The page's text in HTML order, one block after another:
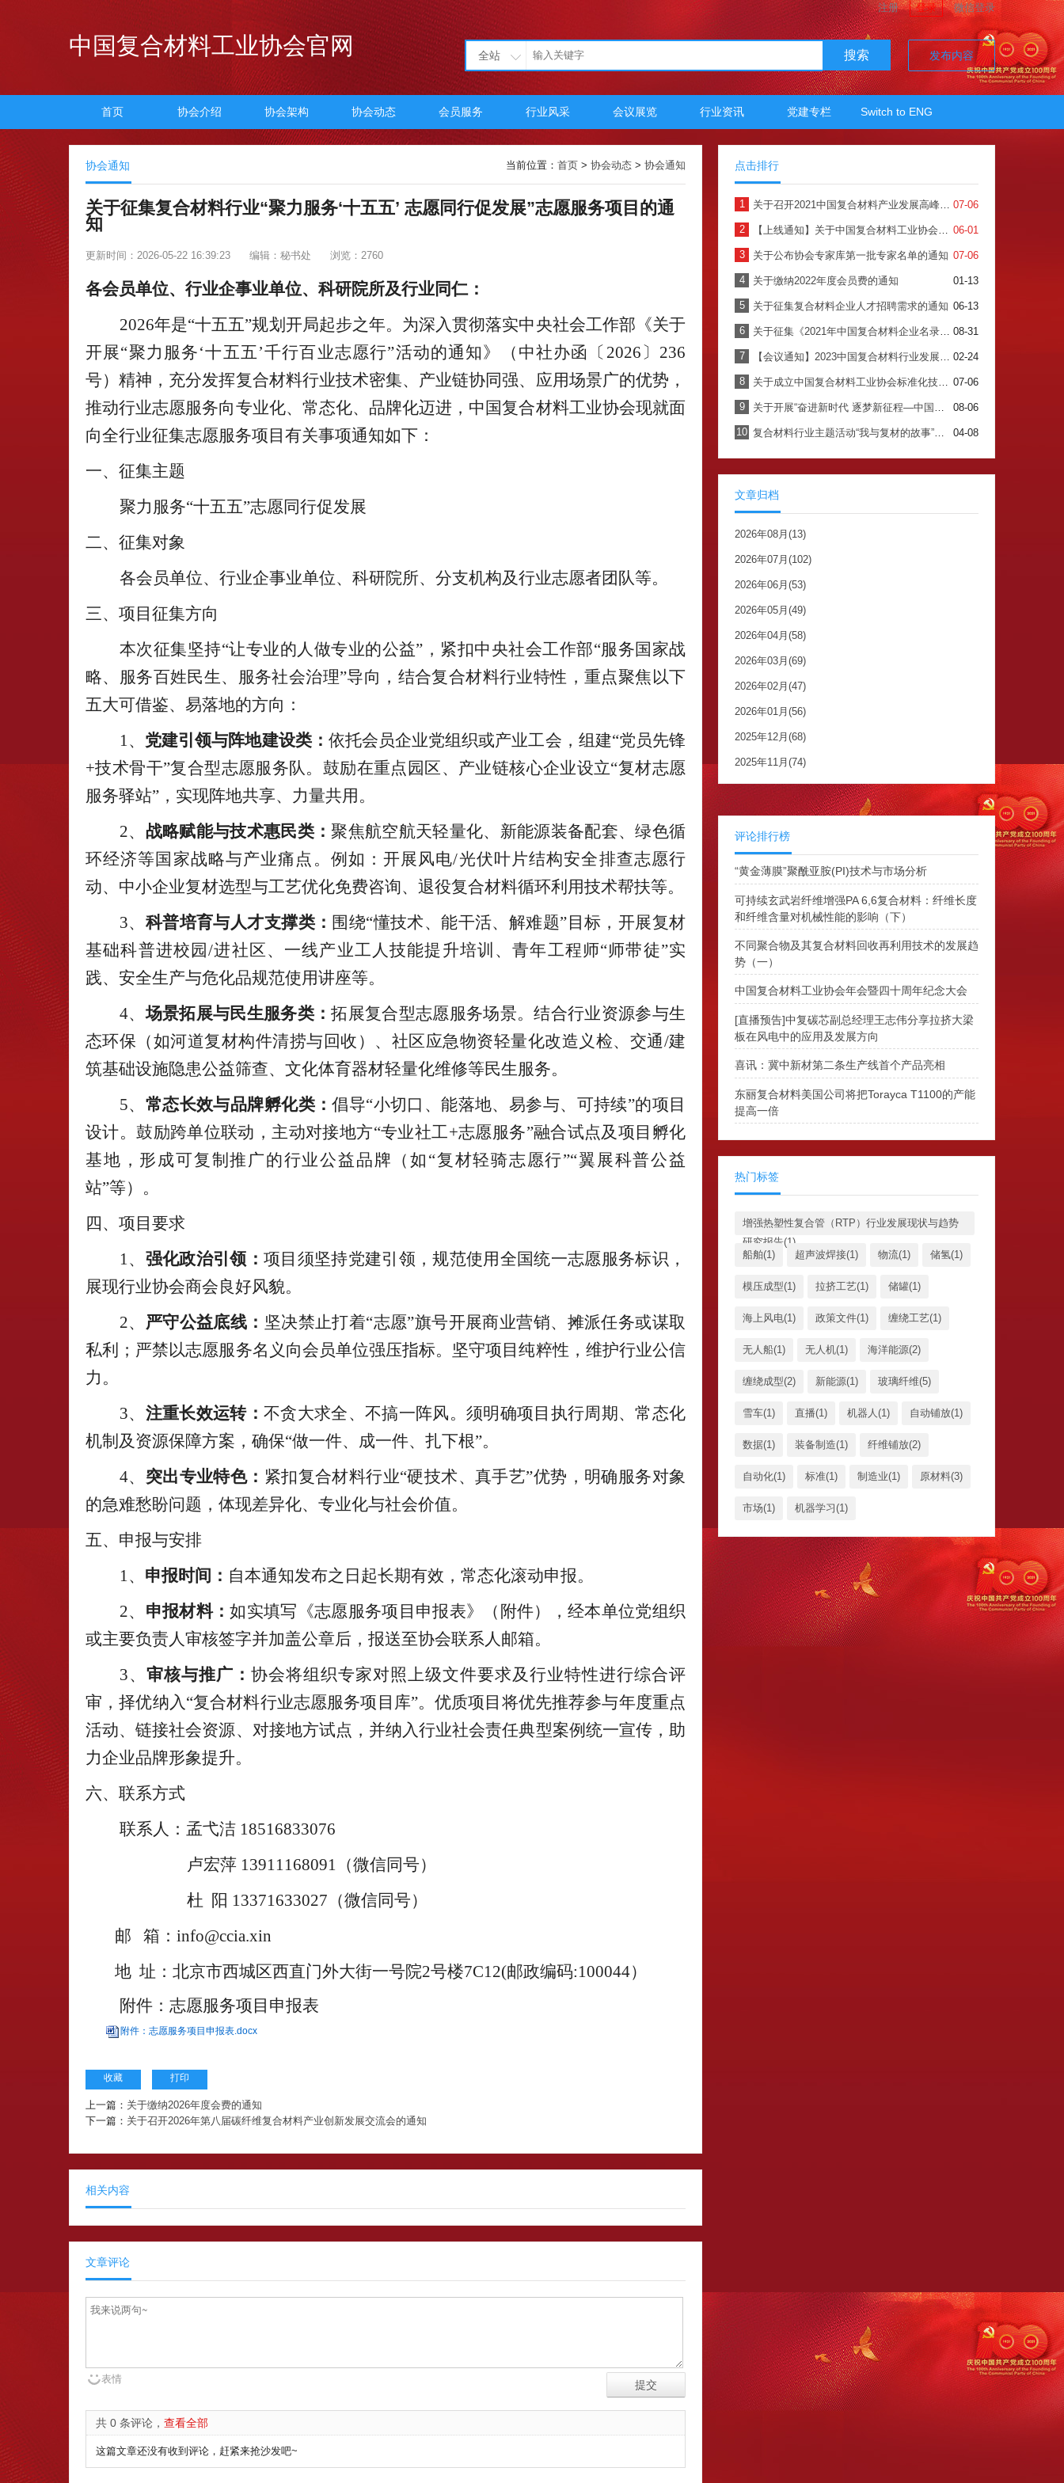
注册 登录 微信登录
中国复合材料工业协会官网 全站 搜索 发布内容
首页 协会介绍 协会架构 协会动态 会员服务 行业风采 会议展览 行业资讯 党建专栏 Switch to ENG
协会通知 当前位置： 首页 > 协会动态 > 协会通知
关于征集复合材料行业“聚力服务‘十五五’ 志愿同行促发展”志愿服务项目的通
知
更新时间：2026-05-22 16:39:23 编辑：秘书处 浏览：2760
各会员单位、行业企事业单位、科研院所及行业同仁：
2026年是“十五五”规划开局起步之年。为深入贯彻落实中央社会工作部《关于
开展“聚力服务‘十五五’千行百业志愿行”活动的通知》（中社办函〔2026〕236
号）精神，充分发挥复合材料行业技术密集、产业链协同强、应用场景广的优势，
推动行业志愿服务向专业化、常态化、品牌化迈进，中国复合材料工业协会现就面
向全行业征集志愿服务项目有关事项通知如下：
一、征集主题
聚力服务“十五五”志愿同行促发展
二、征集对象
各会员单位、行业企事业单位、科研院所、分支机构及行业志愿者团队等。
三、项目征集方向
本次征集坚持“让专业的人做专业的公益”，紧扣中央社会工作部“服务国家战
略、服务百姓民生、服务社会治理”导向，结合复合材料行业特性，重点聚焦以下
五大可借鉴、易落地的方向：
1、 党建引领与阵地建设类： 依托会员企业党组织或产业工会，组建“党员先锋
+技术骨干”复合型志愿服务队。鼓励在重点园区、产业链核心企业设立“复材志愿
服务驿站”，实现阵地共享、力量共用。
2、 战略赋能与技术惠民类： 聚焦航空航天轻量化、新能源装备配套、绿色循
环经济等国家战略与产业痛点。例如：开展风电/光伏叶片结构安全排查志愿行
动、中小企业复材选型与工艺优化免费咨询、退役复合材料循环利用技术帮扶等。
3、 科普培育与人才支撑类： 围绕“懂技术、能干活、解难题”目标，开展复材
基础科普进校园/进社区、一线产业工人技能提升培训、青年工程师“师带徒”实
践、安全生产与危化品规范使用讲座等。
4、场景拓展与民生服务类：拓展复合型志愿服务场景。结合行业资源参与生
态环保（如河道复材构件清捞与回收）、社区应急物资轻量化改造义检、交通/建
筑基础设施隐患公益筛查、文化体育器材轻量化维修等民生服务。
5、 常态长效与品牌孵化类：倡导“小切口、能落地、易参与、可持续”的项目
设计。鼓励跨单位联动，主动对接地方“专业社工+志愿服务”融合试点及项目孵化
基地，形成可复制推广的行业公益品牌（如“复材轻骑志愿行”“翼展科普公益
站”等）。
四、项目要求
1、 强化政治引领：项目须坚持党建引领，规范使用全国统一志愿服务标识，
展现行业协会商会良好风貌。
2、 严守公益底线： 坚决禁止打着“志愿”旗号开展商业营销、摊派任务或谋取
私利；严禁以志愿服务名义向会员单位强压指标。坚守项目纯粹性，维护行业公信
力。
3、 注重长效运转：不贪大求全、不搞一阵风。须明确项目执行周期、常态化
机制及资源保障方案，确保“做一件、成一件、扎下根”。
4、 突出专业特色： 紧扣复合材料行业“硬技术、真手艺”优势，明确服务对象
的急难愁盼问题，体现差异化、专业化与社会价值。
五、申报与安排
1、 申报时间： 自本通知发布之日起长期有效 ，常态化滚动申报。
2、 申报材料：如实填写《志愿服务项目申报表》（附件），经本单位党组织
或主要负责人审核签字并加盖公章后，报送至协会联系人邮箱。
3、 审核与推广： 协会将组织专家对照上级文件要求及行业特性进行综合评
审，择优纳入“复合材料行业志愿服务项目库”。优质项目将优先推荐参与年度重点
活动、链接社会资源、对接地方试点，并纳入行业社会责任典型案例统一宣传，助
力企业品牌形象提升。
六、联系方式
联系人： 孟弋洁 18516833076
卢宏萍 13911168091 （微信同号）
杜 阳 13371633027 （微信同号）
邮
箱： info@ccia.xin
地 址：北京市西城区西直门外大街一号院2号楼7C12(邮政编码:100044）
附件：志愿服务项目申报表
附件：志愿服务项目申报表.docx
收藏 打印
上一篇： 关于缴纳2026年度会费的通知
下一篇： 关于召开2026年第八届碳纤维复合材料产业创新发展交流会的通知
相关内容
文章评论
表情
共 0 条评论， 查看全部
这篇文章还没有收到评论，赶紧来抢沙发吧~
点击排行
1 07-06
关于召开2021中国复合材料产业发展高峰论坛暨中国复合材料工业协会年会的预通知
2 06-01
【上线通知】关于中国复合材料工业协会会员服务系统正式上线使用的通知
3 07-06
关于公布协会专家库第一批专家名单的通知
4 01-13
关于缴纳2022年度会员费的通知
5 06-13
关于征集复合材料企业人才招聘需求的通知
6 08-31
关于征集《2021年中国复合材料企业名录》的通知
7 02-24
【会议通知】2023中国复合材料行业发展大会暨七届四次理事会
8 07-06
关于成立中国复合材料工业协会标准化技术委员会的通知
9 08-06
关于开展“奋进新时代 逐梦新征程—中国复合材料工业协会成立40周年纪念”主题书籍内容征集工作的通知
10 04-08
复合材料行业主题活动“我与复材的故事”征集开始啦！！！
文章归档
2026年08月(13)
2026年07月(102)
2026年06月(53)
2026年05月(49)
2026年04月(58)
2026年03月(69)
2026年02月(47)
2026年01月(56)
2025年12月(68)
2025年11月(74)
评论排行榜
“黄金薄膜”聚酰亚胺(PI)技术与市场分析
可持续玄武岩纤维增强PA 6,6复合材料：纤维长度
和纤维含量对机械性能的影响（下）
不同聚合物及其复合材料回收再利用技术的发展趋
势（一）
中国复合材料工业协会年会暨四十周年纪念大会
[直播预告]中复碳芯副总经理王志伟分享拉挤大梁
板在风电中的应用及发展方向
喜讯：冀中新材第二条生产线首个产品亮相
东丽复合材料美国公司将把Torayca T1100的产能
提高一倍
热门标签
增强热塑性复合管（RTP）行业发展现状与趋势
研究报告(1)
船舶(1)
超声波焊接(1) 物流(1) 储氢(1)
模压成型(1) 拉挤工艺(1) 储罐(1)
海上风电(1) 政策文件(1) 缠绕工艺(1)
无人船(1) 无人机(1) 海洋能源(2)
缠绕成型(2) 新能源(1) 玻璃纤维(5)
雪车(1) 直播(1) 机器人(1) 自动铺放(1)
数据(1) 装备制造(1) 纤维铺放(2)
自动化(1) 标准(1) 制造业(1) 原材料(3)
市场(1) 机器学习(1)